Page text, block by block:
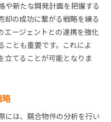
や新たな開発計画を把握する
却の成功に繋がる戦略を練る
エージェントとの連携を強化
ことも重要です。これによ
立てることが可能となりま
略
には、競合物件の分析を行い